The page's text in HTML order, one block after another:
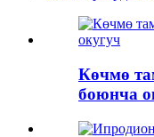
Көчмө
боюнча